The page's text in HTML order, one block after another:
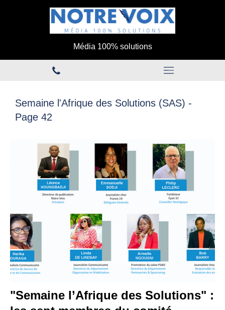
Média 100% solutions
Semaine l'Afrique des Solutions (SAS) -
Page 42
"Semaine l’Afrique des Solutions" :